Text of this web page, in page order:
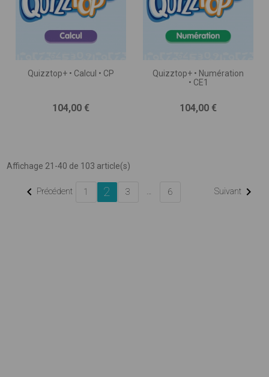
Quizztop+ • Calcul • CP
Prix
104,00 €
Quizztop+ • Numération
• CE1
Prix
104,00 €
Affichage 21-40 de 103 article(s)
 Précédent 1 2 3 6 Suivant